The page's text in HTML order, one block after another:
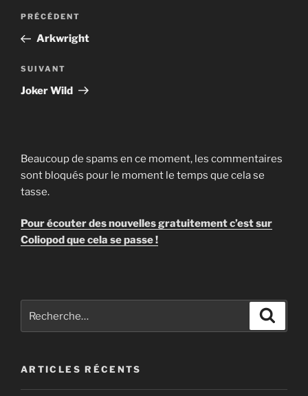
Navigation
l’article
Article
précédent
PRÉCÉDENT
Arkwright
Article
suivant
SUIVANT
Joker Wild
Beaucoup de spams en ce moment, les commentaires
sont bloqués pour le moment le temps que cela se
tasse.
Pour écouter des nouvelles gratuitement c’est sur
Coliopod que cela se passe !
pour
ARTICLES RÉCENTS